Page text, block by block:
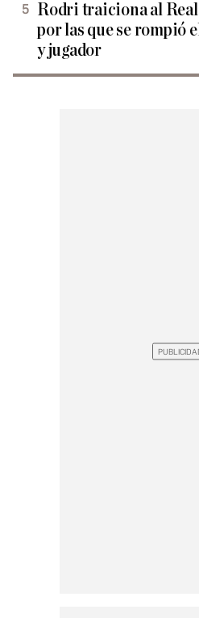
Rodri traiciona al
por las que se rompió
y jugador